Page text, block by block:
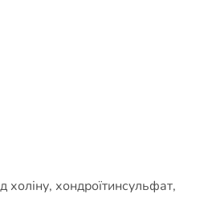
хондроїтинсульфат,